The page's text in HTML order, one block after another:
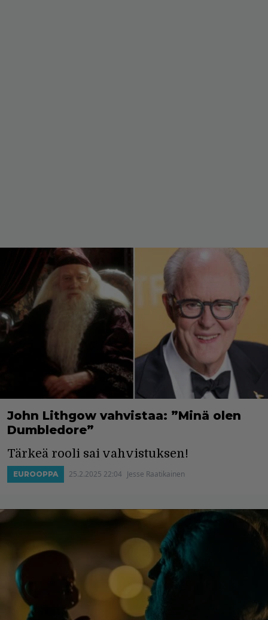
John Lithgow vahvistaa: ”Minä olen
Dumbledore”
Tärkeä rooli sai vahvistuksen!
EUROOPPA 25.2.2025 22:04 Jesse Raatikainen